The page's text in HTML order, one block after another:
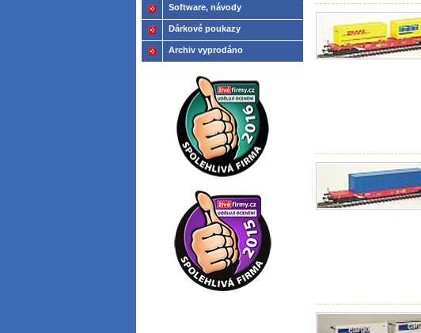
Software, návody
Dárkové poukazy
Archiv vyprodáno